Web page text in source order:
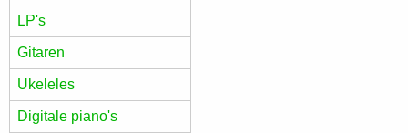
LP's
Gitaren
Ukeleles
Digitale piano's